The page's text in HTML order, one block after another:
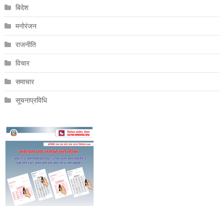
बिदेश
मनोरंजन
राजनीति
विचार
समाचार
सूचनाप्रविधि